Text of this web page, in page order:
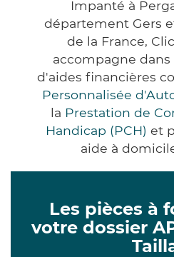
Impanté à
département Gers
de la France,
accompagne
d'aides financières
Personnalisée
la Prestation de
Handicap (PCH) et
aide à
Les pièces à
votre dossier